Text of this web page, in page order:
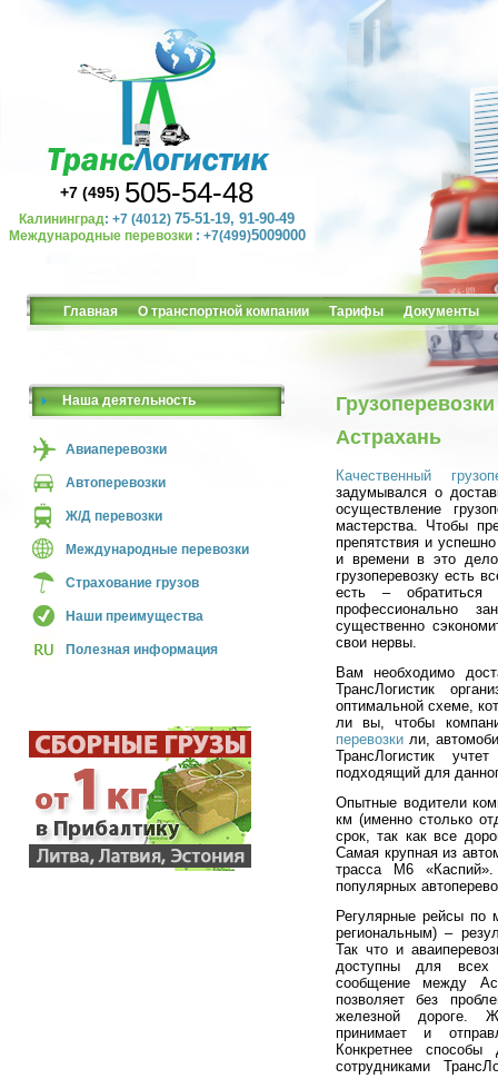
+7 (495) 505-54-48
Калининград: +7 (4012)75-51-19, 91-90-49
Международные перевозки : +7(499)5009000
Главная О транспортной компании Тарифы Документы
Наша деятельность
Авиаперевозки
Автоперевозки
Ж/Д перевозки
Международные перевозки
Страхование грузов
Наши преимущества
Полезная информация
Астрахань
Качественный
задумывался о
осуществление
мастерства. Чтобы
препятствия и
и времени в это
грузоперевозку есть
есть –
профессионально
существенно
свои нервы.
Вам необходимо
ТрансЛогистик
оптимальной схеме,
ли вы, чтобы
перевозки ли,
ТрансЛогистик
подходящий для
Опытные водители
км (именно столько
срок, так как все
Самая крупная из
трасса М6
популярных
Регулярные рейсы по
региональным) –
Так что и
доступны для всех
сообщение между
позволяет без
железной дороге.
принимает и
Конкретнее
сотрудниками